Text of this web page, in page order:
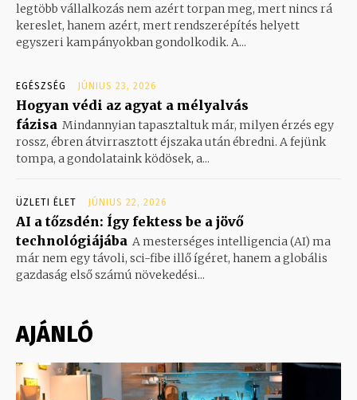
legtöbb vállalkozás nem azért torpan meg, mert nincs rá
kereslet, hanem azért, mert rendszerépítés helyett
egyszeri kampányokban gondolkodik. A...
EGÉSZSÉG JÚNIUS 23, 2026
Hogyan védi az agyat a mélyalvás
fázisa Mindannyian tapasztaltuk már, milyen érzés egy
rossz, ébren átvirrasztott éjszaka után ébredni. A fejünk
tompa, a gondolataink ködösek, a...
ÜZLETI ÉLET JÚNIUS 22, 2026
AI a tőzsdén: Így fektess be a jövő
technológiájába A mesterséges intelligencia (AI) ma
már nem egy távoli, sci-fibe illő ígéret, hanem a globális
gazdaság első számú növekedési...
AJÁNLÓ